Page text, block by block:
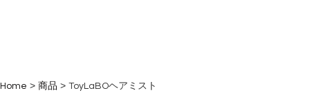
Home > 商品 > ToyLaBOヘアミスト